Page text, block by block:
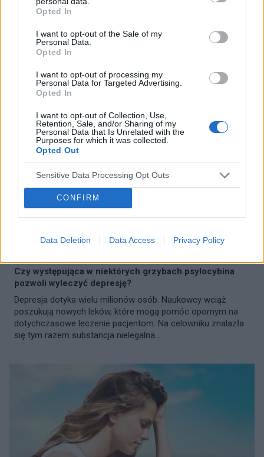
Opted In
I want to opt-out of the Sale of my
Personal Data.
Opted In
I want to opt-out of processing my
Personal Data for Targeted Advertising.
Opted In
I want to opt-out of Collection, Use,
Retention, Sale, and/or Sharing of my
Personal Data that Is Unrelated with the
Purposes for which it was collected.
Opted Out
Sensitive Data Processing Opt Outs
CONFIRM
Data Deletion Data Access Privacy Policy
składników odżywczych wpływa na nasz nastrój?
dieta może odgrywać istotną rolę w jej przebiegu. Brak
kluczowych składników odżywczych, takich jak witamina D,
witaminy z grupy B, magnez,...
DEPRESJA
Czy występująca w niektórych grzybach psylocybina
pozwoli wyleczyć depresję?
Depresja dotyka wielu milionów osób. Naukowcy wciąż
poszukują nowych leków, które mogą pomóc opornym na
dotychczasowe leczenie pacjentom. Na celowniku znalazła
się tym razem substancja nielegalna....